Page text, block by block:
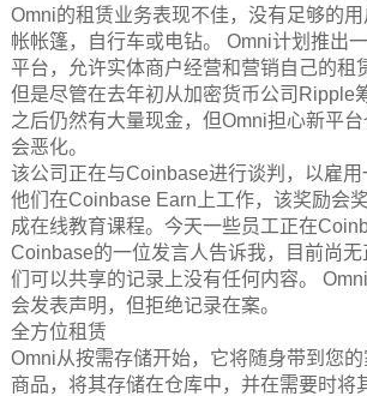
Omni的租赁业务表现不佳，没有足够的
帐帐篷，自行车或电钻。 Omni计划推出
平台，允许实体商户经营和营销自己的租
但是尽管在去年初从加密货币公司Ripple
之后仍然有大量现金，但Omni担心新平
会恶化。
该公司正在与Coinbase进行谈判，以雇
他们在Coinbase Earn上工作，该奖励会
成在线教育课程。今天一些员工正在
Coinbase的一位发言人告诉我，目前尚
们可以共享的记录上没有任何内容。
会发表声明，但拒绝记录在案。
全方位租赁
Omni从按需存储开始，它将随身带到您
商品，将其存储在仓库中，并在需要时将